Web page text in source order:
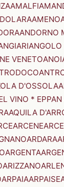
AMALFI
AMENO
ANDORNO
ANGOLO
VENETO
D'OSSOLA
VINO * EPPAN
AQUILA
ARCENE
ARDARA
ARGENTA
ARIZZANO
ARPAIAARPAISE